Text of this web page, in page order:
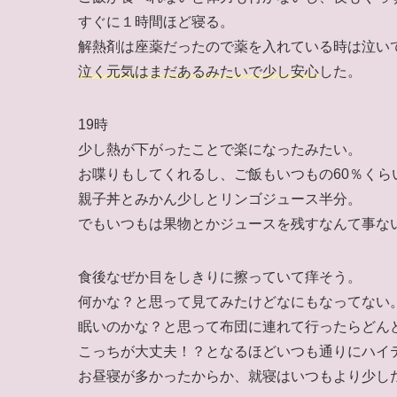
すぐに１時間ほど寝る。
解熱剤は座薬だったので薬を入れている時は泣い
泣く元気はまだあるみたいで少し安心した。
19時
少し熱が下がったことで楽になったみたい。
お喋りもしてくれるし、ご飯もいつもの60％く
親子丼とみかん少しとリンゴジュース半分。
でもいつもは果物とかジュースを残すなんて事
食後なぜか目をしきりに擦っていて痒そう。
何かな？と思って見てみたけどなにもなってない
眠いのかな？と思って布団に連れて行ったらど
こっちが大丈夫！？となるほどいつも通りにハイ
お昼寝が多かったからか、就寝はいつもより少し